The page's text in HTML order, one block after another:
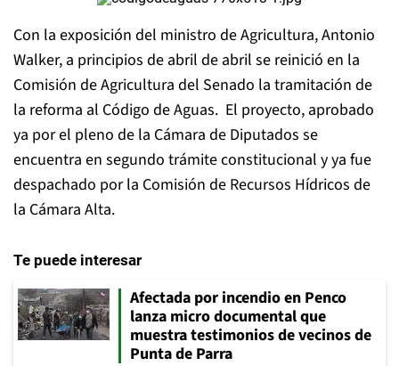
Con la exposición del ministro de Agricultura, Antonio
Walker, a principios de abril de abril se reinició en la
Comisión de Agricultura del Senado la tramitación de
la reforma al Código de Aguas. El proyecto, aprobado
ya por el pleno de la Cámara de Diputados se
encuentra en segundo trámite constitucional y ya fue
despachado por la Comisión de Recursos Hídricos de
la Cámara Alta.
Te puede interesar
Afectada por incendio en Penco
lanza micro documental que
muestra testimonios de vecinos de
Punta de Parra